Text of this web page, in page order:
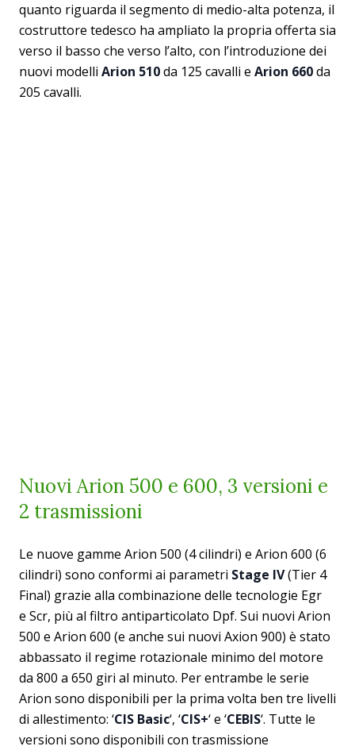
quanto riguarda il segmento di medio-alta potenza, il
costruttore tedesco ha ampliato la propria offerta sia
verso il basso che verso l’alto, con l’introduzione dei
nuovi modelli Arion 510da 125 cavalli e Arion 660da
205 cavalli.
Nuovi Arion 500 e 600, 3 versioni e
2 trasmissioni
Le nuove gamme Arion 500 (4 cilindri) e Arion 600 (6
cilindri) sono conformi ai parametri Stage IV(Tier 4
Final) grazie alla combinazione delle tecnologie Egr
e Scr, più al filtro antiparticolato Dpf. Sui nuovi Arion
500 e Arion 600 (e anche sui nuovi Axion 900) è stato
abbassato il regime rotazionale minimo del motore
da 800 a 650 giri al minuto. Per entrambe le serie
Arion sono disponibili per la prima volta ben tre livelli
di allestimento: ‘CIS Basic‘, ‘CIS+‘ e ‘CEBIS‘. Tutte le
versioni sono disponibili con trasmissione